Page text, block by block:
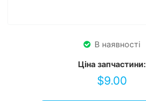
В наявності
Ціна запчастини:
$9.00